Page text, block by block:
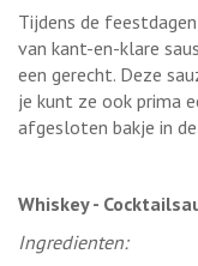
Tijdens de
van kant-en-klare
een gerecht. Deze
je kunt ze ook prima
afgesloten bakje in
Whiskey -
Ingredienten: